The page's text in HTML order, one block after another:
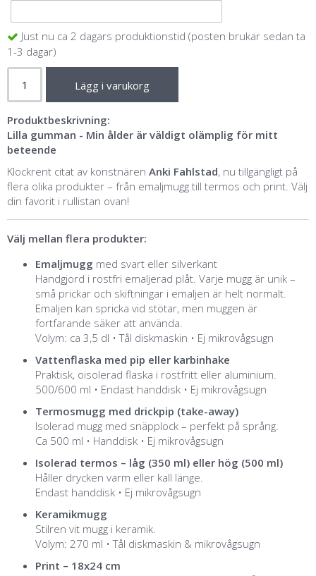
Just nu ca 2 dagars produktionstid (posten brukar sedan ta
1-3 dagar)
Lägg i varukorg
Produktbeskrivning:
Lilla gumman - Min ålder är väldigt olämplig för mitt
beteende
Klockrent citat av konstnären Anki Fahlstad, nu tillgängligt på
flera olika produkter – från emaljmugg till termos och print. Välj
din favorit i rullistan ovan!
Välj mellan flera produkter:
Emaljmugg med svart eller silverkant
Handgjord i rostfri emaljerad plåt. Varje mugg är unik –
små prickar och skiftningar i emaljen är helt normalt.
Emaljen kan spricka vid stötar, men muggen är
fortfarande säker att använda.
Volym: ca 3,5 dl • Tål diskmaskin • Ej mikrovågsugn
Vattenflaska med pip eller karbinhake
Praktisk, oisolerad flaska i rostfritt eller aluminium.
500/600 ml • Endast handdisk • Ej mikrovågsugn
Termosmugg med drickpip (take-away)
Isolerad mugg med snäpplock – perfekt på språng.
Ca 500 ml • Handdisk • Ej mikrovågsugn
Isolerad termos – låg (350 ml) eller hög (500 ml)
Håller drycken varm eller kall länge.
Endast handdisk • Ej mikrovågsugn
Keramikmugg
Stilren vit mugg i keramik.
Volym: 270 ml • Tål diskmaskin & mikrovågsugn
Print – 18x24 cm